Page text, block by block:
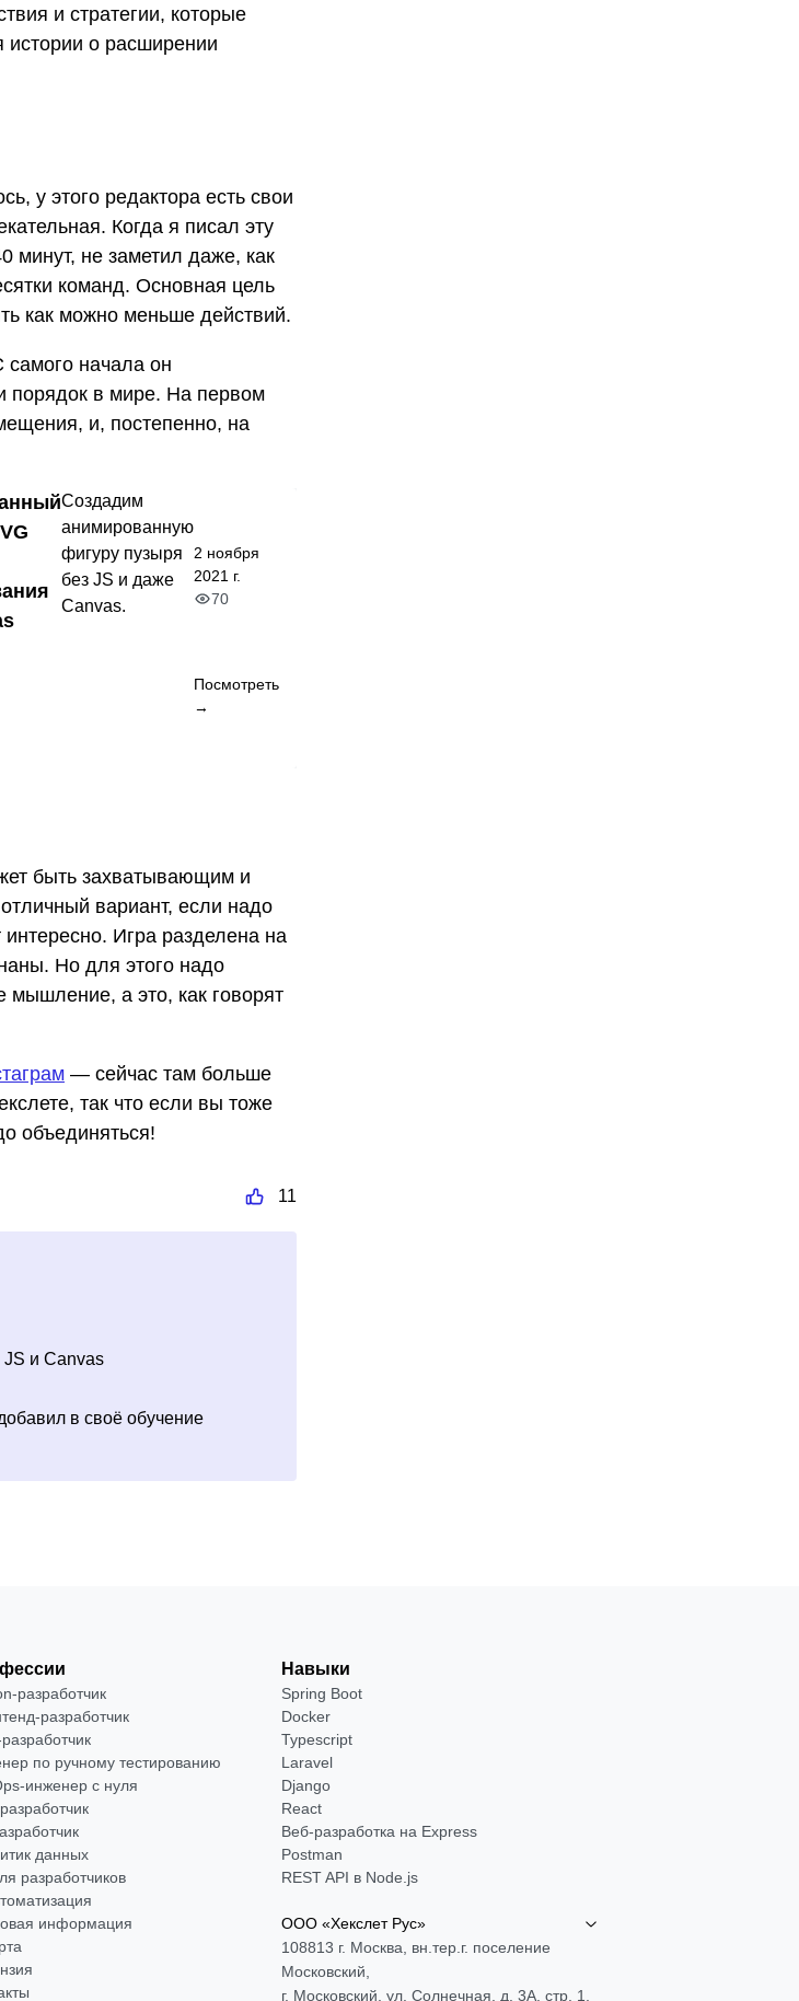
и стратегии, которые
истории о расширении
у этого редактора есть свои
Когда я писал эту
минут, не заметил даже, как
команд. Основная цель
как можно меньше действий.
начала он
порядок в мире. На первом
и, постепенно, на
Создадим
анимированную
фигуру пузыря
без JS и даже
Canvas.
2 ноября
2021 г.
70
Посмотреть
→
быть захватывающим и
вариант, если надо
Игра разделена на
Но для этого надо
мышление, а это, как говорят
— сейчас там больше
так что если вы тоже
объединяться!
11
и Canvas
в своё обучение
разработчик
разработчик
по ручному тестированию
инженер с нуля
данных
разработчиков
Навыки
Spring Boot
Docker
Typescript
Laravel
Django
React
Веб-разработка на Express
Postman
REST API в Node.js
информация
ООО «Хекслет Рус»
108813 г. Москва, вн.тер.г. поселение
Московский,
г. Московский, ул. Солнечная, д. 3А, стр. 1,